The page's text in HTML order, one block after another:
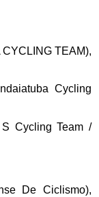
TEAM),
Cycling
Cycling Team /
De Ciclismo),